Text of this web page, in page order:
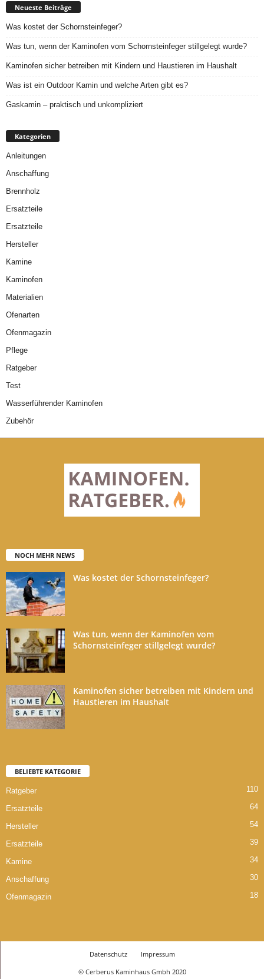
Neueste Beiträge
Was kostet der Schornsteinfeger?
Was tun, wenn der Kaminofen vom Schornsteinfeger stillgelegt wurde?
Kaminofen sicher betreiben mit Kindern und Haustieren im Haushalt
Was ist ein Outdoor Kamin und welche Arten gibt es?
Gaskamin – praktisch und unkompliziert
Kategorien
Anleitungen
Anschaffung
Brennholz
Ersatzteile
Ersatzteile
Hersteller
Kamine
Kaminofen
Materialien
Ofenarten
Ofenmagazin
Pflege
Ratgeber
Test
Wasserführender Kaminofen
Zubehör
NOCH MEHR NEWS
Was kostet der Schornsteinfeger?
Was tun, wenn der Kaminofen vom
Schornsteinfeger stillgelegt wurde?
Kaminofen sicher betreiben mit Kindern und
Haustieren im Haushalt
BELIEBTE KATEGORIE
Ratgeber 110
Ersatzteile 64
Hersteller 54
Ersatzteile 39
Kamine 34
Anschaffung 30
Ofenmagazin 18
Datenschutz
Impressum
© Cerberus Kaminhaus Gmbh 2020